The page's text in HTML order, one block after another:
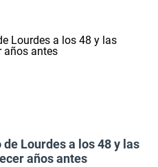
Lourdes a los 48 y las
años antes